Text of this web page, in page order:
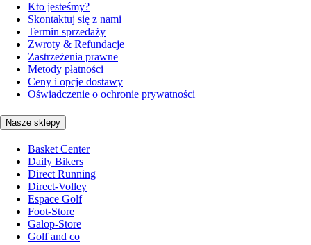
Kto jesteśmy?
Skontaktuj się z nami
Termin sprzedaży
Zwroty & Refundacje
Zastrzeżenia prawne
Metody płatności
Ceny i opcje dostawy
Oświadczenie o ochronie prywatności
Nasze sklepy
Basket Center
Daily Bikers
Direct Running
Direct-Volley
Espace Golf
Foot-Store
Galop-Store
Golf and co